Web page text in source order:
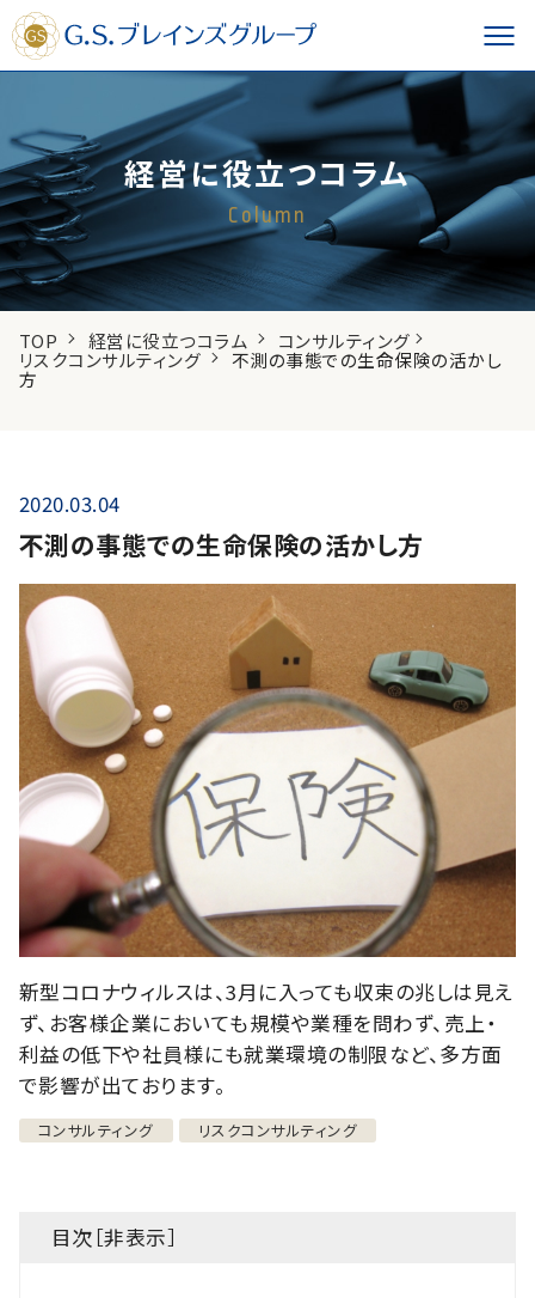
経営に役立つコラム
Column
TOP 経営に役立つコラム コンサルティング
リスクコンサルティング 不測の事態での生命保険の活かし
方
2020.03.04
不測の事態での生命保険の活かし方
新型コロナウィルスは、3月に入っても収束の兆しは見え
ず、お客様企業においても規模や業種を問わず、売上・
利益の低下や社員様にも就業環境の制限など、多方面
で影響が出ております。
コンサルティング リスクコンサルティング
目次［非表示］